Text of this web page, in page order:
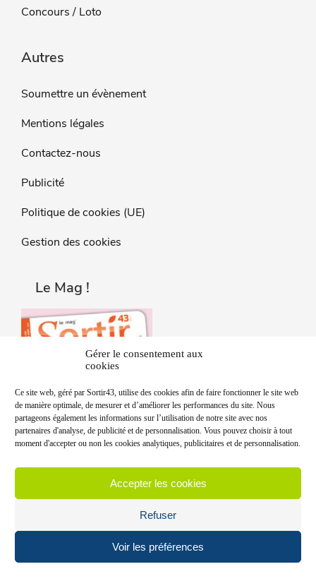
Gérer le consentement aux
cookies
Ce site web, géré par Sortir43, utilise des cookies afin de faire fonctionner le site web
de manière optimale, de mesurer et d’améliorer les performances du site. Nous
partageons également les informations sur l’utilisation de notre site avec nos
partenaires d'analyse, de publicité et de personnalisation. Vous pouvez choisir à tout
moment d'accepter ou non les cookies analytiques, publicitaires et de personnalisation.
Accepter les cookies
Refuser
Voir les préférences
Concours / Loto
Autres
Soumettre un évènement
Mentions légales
Contactez-nous
Publicité
Politique de cookies (UE)
Gestion des cookies
Le Mag !